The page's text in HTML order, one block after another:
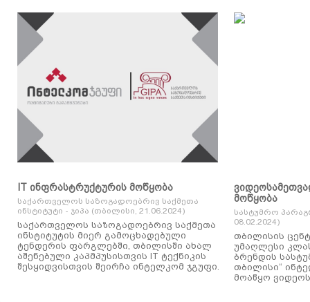
IT ინფრასტრუქტურის მოწყობა
საქართველოს საზოგადოებრივ საქმეთა
ინსტიტუტი - ჯიპა (თბილისი, 21.06.2024)
საქართველოს საზოგადოებრივ საქმეთა
ინსტიტუტის მიერ გამოცხადებული
ტენდერის ფარგლებში, თბილისში ახალ
აშენებული კაპმპუსისთვის IT ტექნიკის
შესყიდვისთვის შეირჩა ინტელკომ ჯგუფი.
მოწყობა
სასტუმრო
08.02.2024)
თბილისის
უმაღლესი
ბრენდის
თბილისი“
მოაწყო